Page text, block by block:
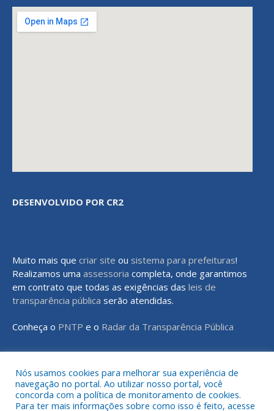
DESENVOLVIDO POR CR2
Muito mais que criar site ou sistema para prefeituras!
Realizamos uma assessoria completa, onde garantimos
em contrato que todas as exigências das leis de
transparência pública serão atendidas.
Conheça o PNTP e o Radar da Transparência Pública
Todos os direitos reservados a Prefeitura Municipal de Rondon do
Pará
Nós usamos cookies para melhorar sua experiência de
navegação no portal. Ao utilizar nosso portal, você
concorda com a política de monitoramento de cookies.
Para ter mais informações sobre como isso é feito, acesse